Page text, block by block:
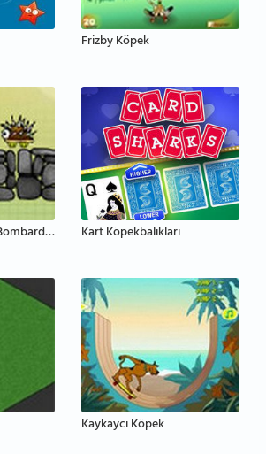
Frizby Köpek
Japon Köpekbalığı Bombardıman Kart Köpekbalıkları
Kaykaycı Köpek